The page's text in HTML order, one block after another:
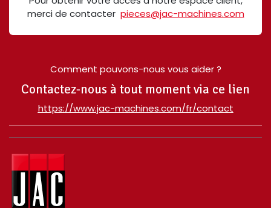
merci de contacter pieces@jac-machines.com
Comment pouvons-nous vous aider ?
Contactez-nous à tout moment via ce lien
​https://www.jac-machines.com/fr/contact